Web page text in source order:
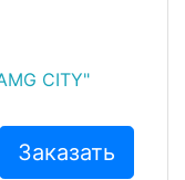
CITY"
Заказать